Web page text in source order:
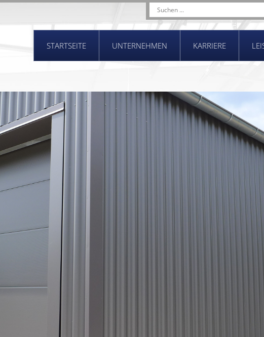
STARTSEITE UNTERNEHMEN KARRIERE